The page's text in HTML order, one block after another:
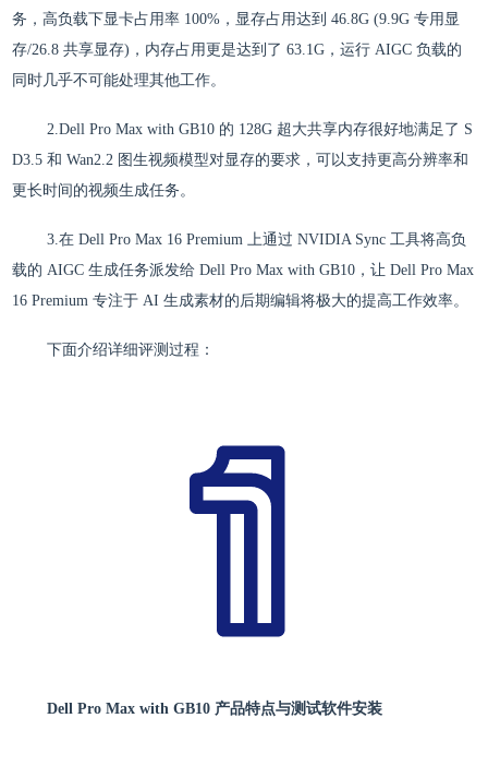
务，高负载下显卡占用率 100%，显存占用达到 46.8G (9.9G 专用显
存/26.8 共享显存)，内存占用更是达到了 63.1G，运行 AIGC 负载的
同时几乎不可能处理其他工作。
2.Dell Pro Max with GB10 的 128G 超大共享内存很好地满足了 S
D3.5 和 Wan2.2 图生视频模型对显存的要求，可以支持更高分辨率和
更长时间的视频生成任务。
3.在 Dell Pro Max 16 Premium 上通过 NVIDIA Sync 工具将高负
载的 AIGC 生成任务派发给 Dell Pro Max with GB10，让 Dell Pro Max
16 Premium 专注于 AI 生成素材的后期编辑将极大的提高工作效率。
下面介绍详细评测过程：
Dell Pro Max with GB10 产品特点与测试软件安装